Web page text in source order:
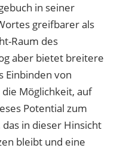
in seiner
greifbarer als
Raum des
aber bietet breitere
Einbinden von
Möglichkeit, auf
Potential zum
in dieser Hinsicht
bleibt und eine